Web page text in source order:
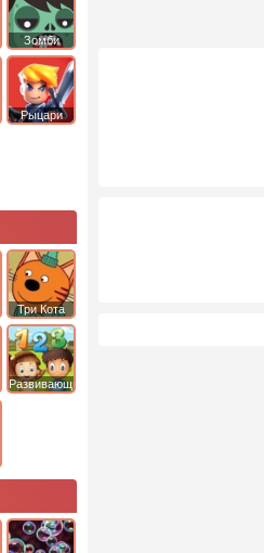
Зомби
Рыцари
Три Кота
Развивающие